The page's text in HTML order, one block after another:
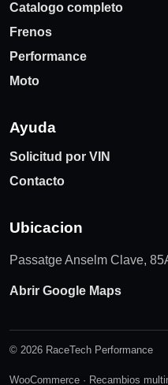
Catalogo completo
Frenos
Performance
Moto
Ayuda
Solicitud por VIN
Contacto
Ubicacion
Passatge Anselm Clave,
Abrir Google Maps
© 2026 RaceTech Performance
WooCommerce · Recambios